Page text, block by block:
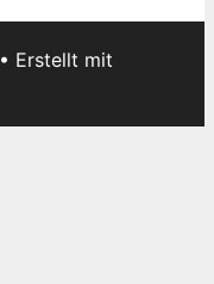
• Erstellt mit